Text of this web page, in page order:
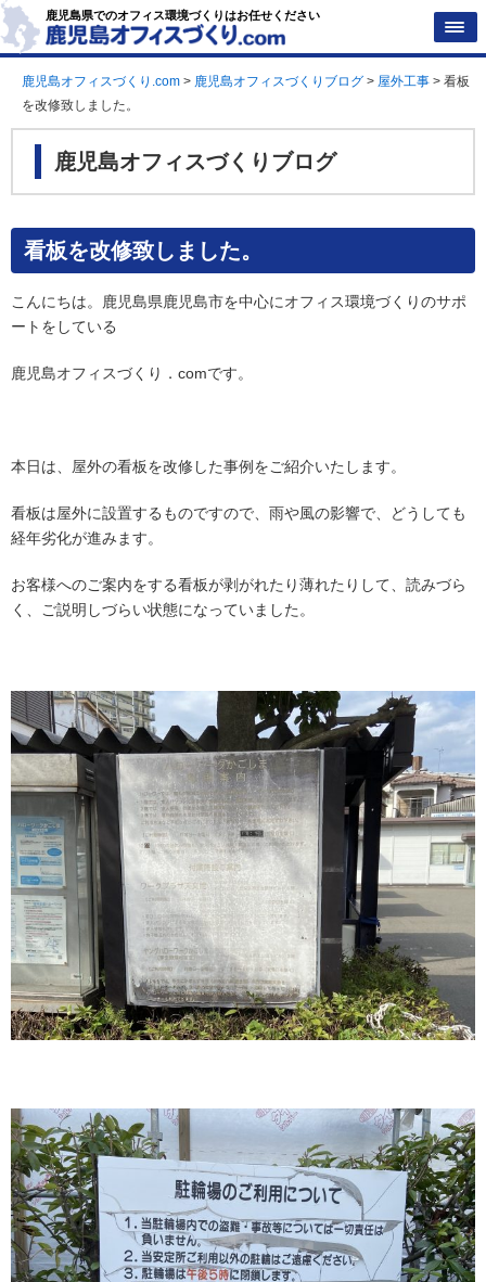
鹿児島県でのオフィス環境づくりはお任せください
鹿児島オフィスづくり.com > 鹿児島オフィスづくりブログ > 屋外工事 > 看板
を改修致しました。
鹿児島オフィスづくりブログ
看板を改修致しました。
こんにちは。鹿児島県鹿児島市を中心にオフィス環境づくりのサポ
ートをしている
鹿児島オフィスづくり．comです。
本日は、屋外の看板を改修した事例をご紹介いたします。
看板は屋外に設置するものですので、雨や風の影響で、どうしても
経年劣化が進みます。
お客様へのご案内をする看板が剥がれたり薄れたりして、読みづら
く、ご説明しづらい状態になっていました。